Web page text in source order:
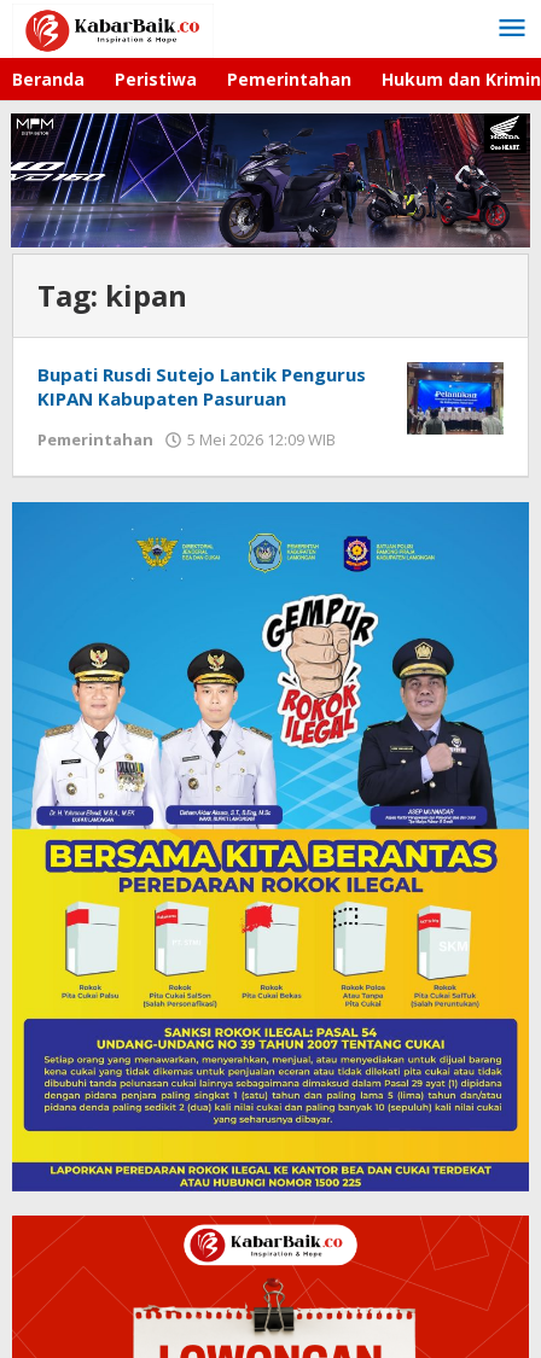
Lewati
konten
Beranda Peristiwa Pemerintahan Hukum dan
Tag: kipan
Bupati Rusdi Sutejo Lantik Pengurus
KIPAN Kabupaten Pasuruan
Pemerintahan 5 Mei 2026 12:09 WIB